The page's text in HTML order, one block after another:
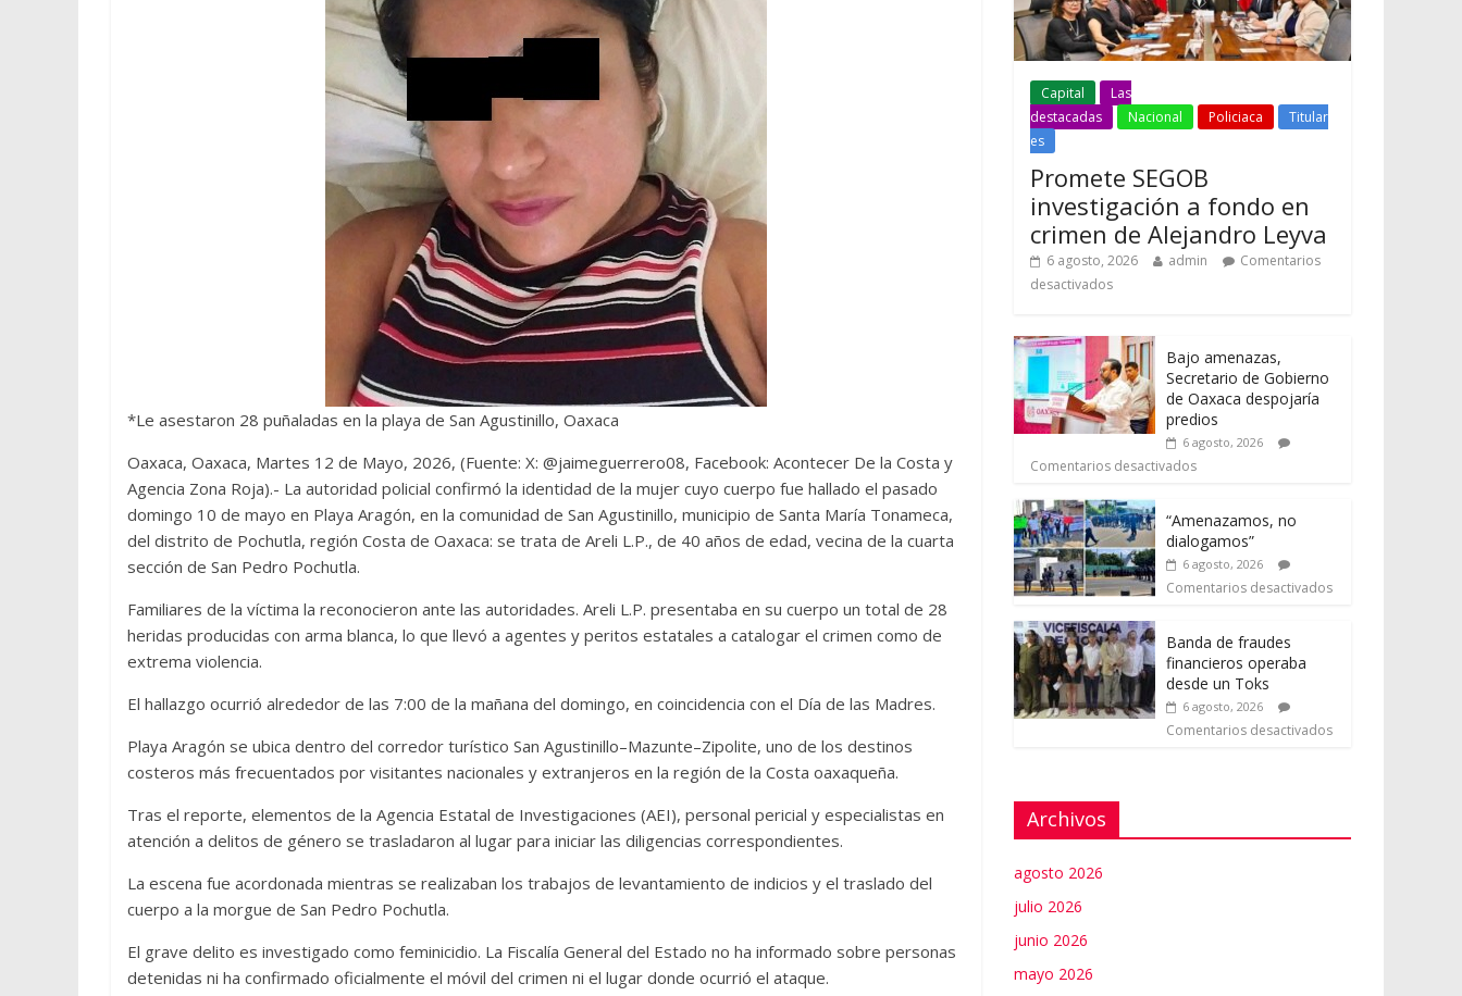
*Le asestaron 28 puñaladas en la playa de San Agustinillo, Oaxaca
Oaxaca, Oaxaca, Martes 12 de Mayo, 2026, (Fuente: X: @jaimeguerrero08, Facebook: Acontecer De la Costa y
Agencia Zona Roja).- La autoridad policial confirmó la identidad de la mujer cuyo cuerpo fue hallado el pasado
domingo 10 de mayo en Playa Aragón, en la comunidad de San Agustinillo, municipio de Santa María Tonameca,
del distrito de Pochutla, región Costa de Oaxaca: se trata de Areli L.P., de 40 años de edad, vecina de la cuarta
sección de San Pedro Pochutla.
Familiares de la víctima la reconocieron ante las autoridades. Areli L.P. presentaba en su cuerpo un total de 28
heridas producidas con arma blanca, lo que llevó a agentes y peritos estatales a catalogar el crimen como de
extrema violencia.
El hallazgo ocurrió alrededor de las 7:00 de la mañana del domingo, en coincidencia con el Día de las Madres.
Playa Aragón se ubica dentro del corredor turístico San Agustinillo–Mazunte–Zipolite, uno de los destinos
costeros más frecuentados por visitantes nacionales y extranjeros en la región de la Costa oaxaqueña.
Tras el reporte, elementos de la Agencia Estatal de Investigaciones (AEI), personal pericial y especialistas en
atención a delitos de género se trasladaron al lugar para iniciar las diligencias correspondientes.
La escena fue acordonada mientras se realizaban los trabajos de levantamiento de indicios y el traslado del
cuerpo a la morgue de San Pedro Pochutla.
El grave delito es investigado como feminicidio. La Fiscalía General del Estado no ha informado sobre personas
detenidas ni ha confirmado oficialmente el móvil del crimen ni el lugar donde ocurrió el ataque.
Capital
Las
destacadas
Nacional Policiaca
Titular
es
Promete SEGOB
investigación a fondo en
crimen de Alejandro Leyva
6 agosto, 2026 admin
Comentarios
desactivados
Bajo amenazas,
Secretario de Gobierno
de Oaxaca despojaría
predios
6 agosto, 2026
Comentarios desactivados
“Amenazamos, no
dialogamos”
6 agosto, 2026
Comentarios desactivados
Banda de fraudes
financieros operaba
desde un Toks
6 agosto, 2026
Comentarios desactivados
Archivos
agosto 2026
julio 2026
junio 2026
mayo 2026